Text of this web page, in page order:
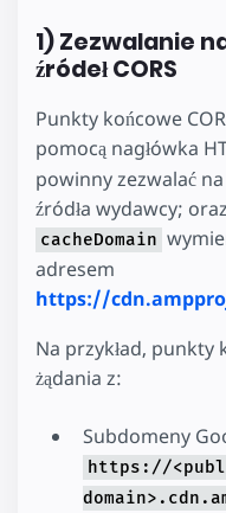
1) Zezwalanie
źródeł CORS
Punkty końcowe
pomocą nagłówka
powinny zezwalać
źródła wydawcy;
cacheDomain
adresem
https://
Na przykład, punkty
żądania z:
Subdomeny
https://